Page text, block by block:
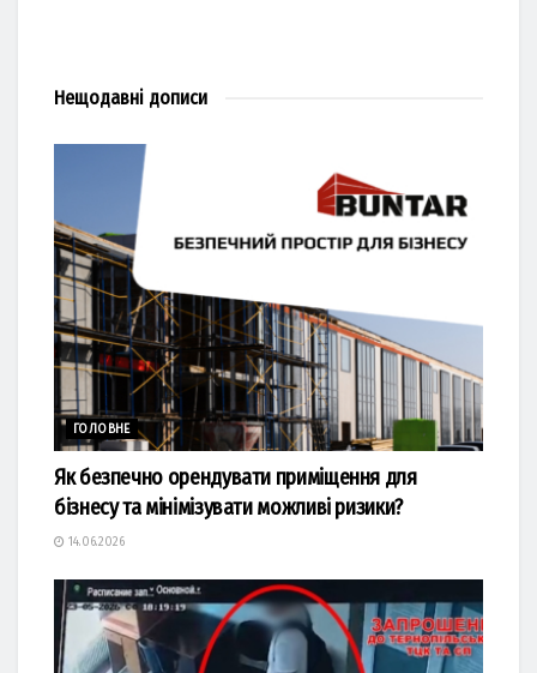
Нещодавні дописи
ГОЛОВНЕ
Як безпечно орендувати приміщення для
бізнесу та мінімізувати можливі ризики?
14.06.2026